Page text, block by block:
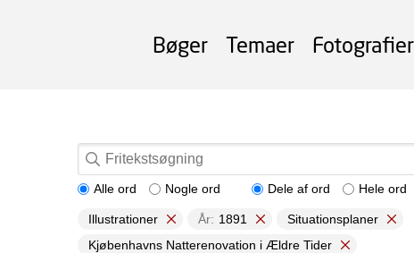
Bøger Temaer Fotografier
Alle ord Nogle ord Dele af ord Hele ord
Illustrationer År: 1891
Situationsplaner
Kjøbenhavns Natterenovation i Ældre Tider